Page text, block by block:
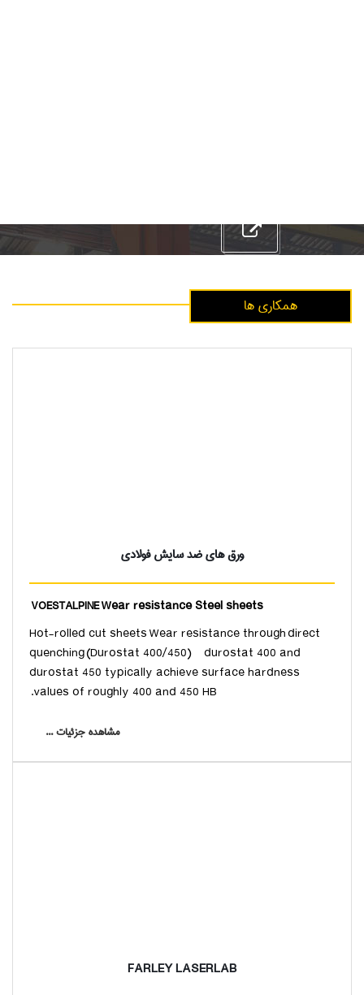
همکاری ها
ورق های ضد سایش فولادی
VOESTALPINEWear resistance Steel sheets
Hot-rolled cut sheets Wear resistance through direct
quenching (Durostat 400/450) durostat 400 and
durostat 450 typically achieve surface hardness
values of roughly 400 and 450 HB.
مشاهده جزئیات ...
FARLEY LASERLAB